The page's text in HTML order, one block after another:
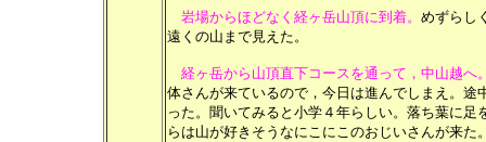
岩場からほどなく経ヶ岳山頂に到着。 めずらし
遠くの山まで見えた。
経ヶ岳から山頂直下コースを通って，中山越へ
体さんが来ているので，今日は進んでしまえ。
った。聞いてみると小学４年らしい。落ち葉に
らは山が好きそうなにこにこのおじいさんが来